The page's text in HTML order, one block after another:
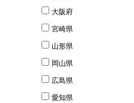
大阪府
宮崎県
山形県
岡山県
広島県
愛知県